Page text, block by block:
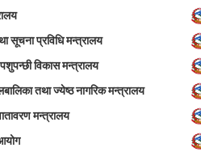
सूचना प्रविधि मन्त्रालय
विकास मन्त्रालय
तथा ज्येष्ठ नागरिक मन्त्रालय
मन्त्रालय